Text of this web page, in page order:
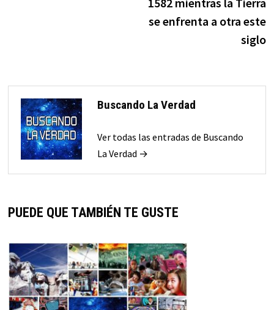
se enfrenta a otra este
siglo
Buscando La Verdad
Ver todas las entradas de Buscando
La Verdad →
PUEDE QUE TAMBIÉN TE GUSTE